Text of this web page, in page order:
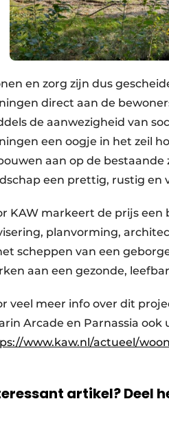
en zorg zijn dus
direct aan de
de aanwezigheid van
een oogje in het zeil
aan op de
een prettig, rustig en
KAW markeert de prijs
planvorming,
scheppen van een
aan een gezonde,
veel meer info over dit
Arcade en Parnassia
www.kaw.nl/actueel/
artikel? Deel